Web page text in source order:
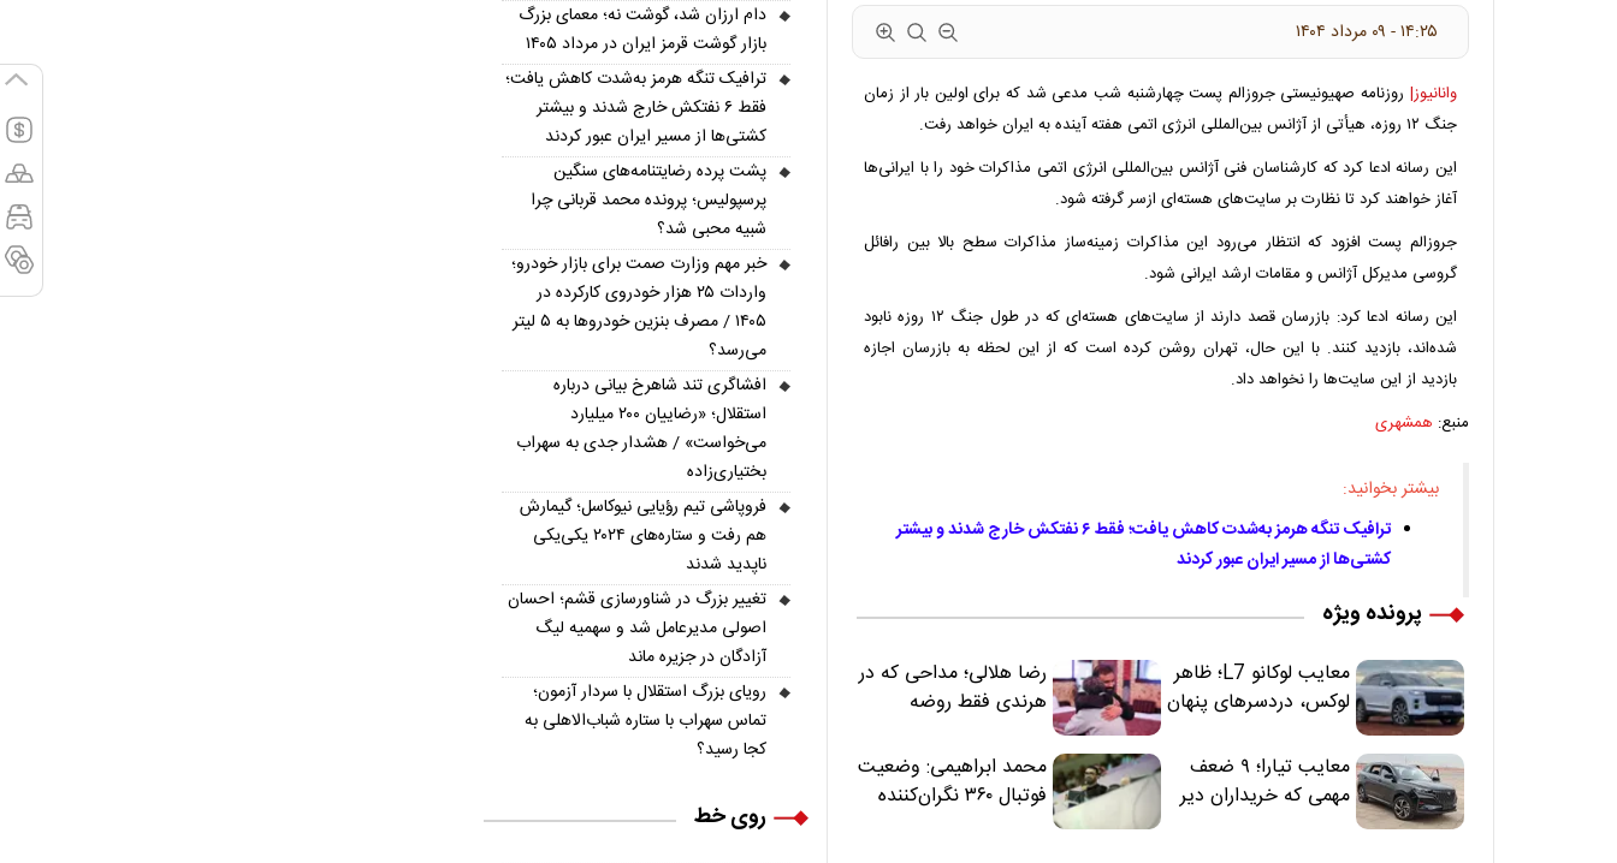
۱۴:۲۵ - ۰۹ مرداد ۱۴۰۴
وانانیوز| روزنامه صهیونیستی جروزالم پست چهارشنبه شب مدعی شد که برای اولین بار از زمان
جنگ ۱۲ روزه، هیأتی از آژانس بین‌المللی انرژی اتمی هفته آینده به ایران خواهد رفت.
این رسانه ادعا کرد که کارشناسان فنی آژانس بین‌المللی انرژی اتمی مذاکرات خود را با ایرانی‌ها
آغاز خواهند کرد تا نظارت بر سایت‌های هسته‌ای ازسر گرفته شود.
جروزالم پست افزود که انتظار می‌رود این مذاکرات زمینه‌ساز مذاکرات سطح بالا بین رافائل
گروسی مدیرکل آژانس و مقامات ارشد ایرانی شود.
این رسانه ادعا کرد: بازرسان قصد دارند از سایت‌های هسته‌ای که در طول جنگ ۱۲ روزه نابود
شده‌اند، بازدید کنند. با این حال، تهران روشن کرده است که از این لحظه به بازرسان اجازه
بازدید از این سایت‌ها را نخواهد داد.
منبع: همشهری
بیشتر بخوانید:
ترافیک تنگه هرمز به‌شدت کاهش یافت؛ فقط ۶ نفتکش خارج شدند و بیشتر
کشتی‌ها از مسیر ایران عبور کردند
پرونده ویژه
معایب لوکانو L7؛ ظاهر
لوکس، دردسرهای پنهان
رضا هلالی؛ مداحی که در
هرندی فقط روضه
«تکیه‌گاه آقا مرتضی
علی(ع)» را جدی‌تر
معایب تیارا؛ ۹ ضعف
مهمی که خریداران دیر
محمد ابراهیمی: وضعیت
فوتبال ۳۶۰ نگران‌کننده
دام ارزان شد، گوشت نه؛ معمای بزرگ
بازار گوشت قرمز ایران در مرداد ۱۴۰۵
ترافیک تنگه هرمز به‌شدت کاهش یافت؛
فقط ۶ نفتکش خارج شدند و بیشتر
کشتی‌ها از مسیر ایران عبور کردند
پشت پرده رضایتنامه‌های سنگین
پرسپولیس؛ پرونده محمد قربانی چرا
شبیه محبی شد؟
خبر مهم وزارت صمت برای بازار خودرو؛
واردات ۲۵ هزار خودروی کارکرده در
۱۴۰۵ / مصرف بنزین خودروها به ۵ لیتر
می‌رسد؟
افشاگری تند شاهرخ بیانی درباره
استقلال؛ «رضاییان ۲۰۰ میلیارد
می‌خواست» / هشدار جدی به سهراب
بختیاری‌زاده
فروپاشی تیم رؤیایی نیوکاسل؛ گیمارش
هم رفت و ستاره‌های ۲۰۲۴ یکی‌یکی
ناپدید شدند
تغییر بزرگ در شناورسازی قشم؛ احسان
اصولی مدیرعامل شد و سهمیه لیگ
آزادگان در جزیره ماند
رویای بزرگ استقلال با سردار آزمون؛
تماس سهراب با ستاره شباب‌الاهلی به
کجا رسید؟
روی خط